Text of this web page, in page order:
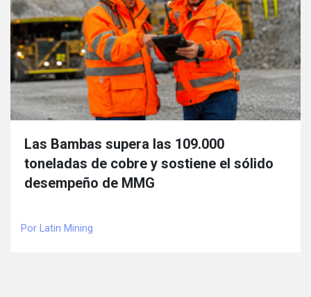
Las Bambas supera las 109.000
toneladas de cobre y sostiene el sólido
desempeño de MMG
Por Latin Mining